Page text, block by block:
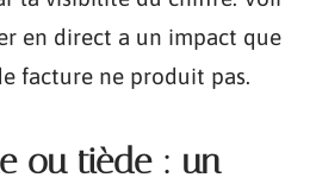
en direct a un impact que
facture ne produit pas.
ou tiède : un